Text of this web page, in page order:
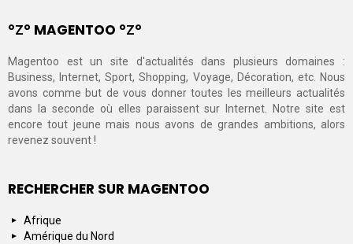
°Ζ° MAGENTOO °Ζ°
Magentoo est un site d'actualités dans plusieurs domaines :
Business, Internet, Sport, Shopping, Voyage, Décoration, etc. Nous
avons comme but de vous donner toutes les meilleurs actualités
dans la seconde où elles paraissent sur Internet. Notre site est
encore tout jeune mais nous avons de grandes ambitions, alors
revenez souvent !
RECHERCHER SUR MAGENTOO
Afrique
Amérique du Nord